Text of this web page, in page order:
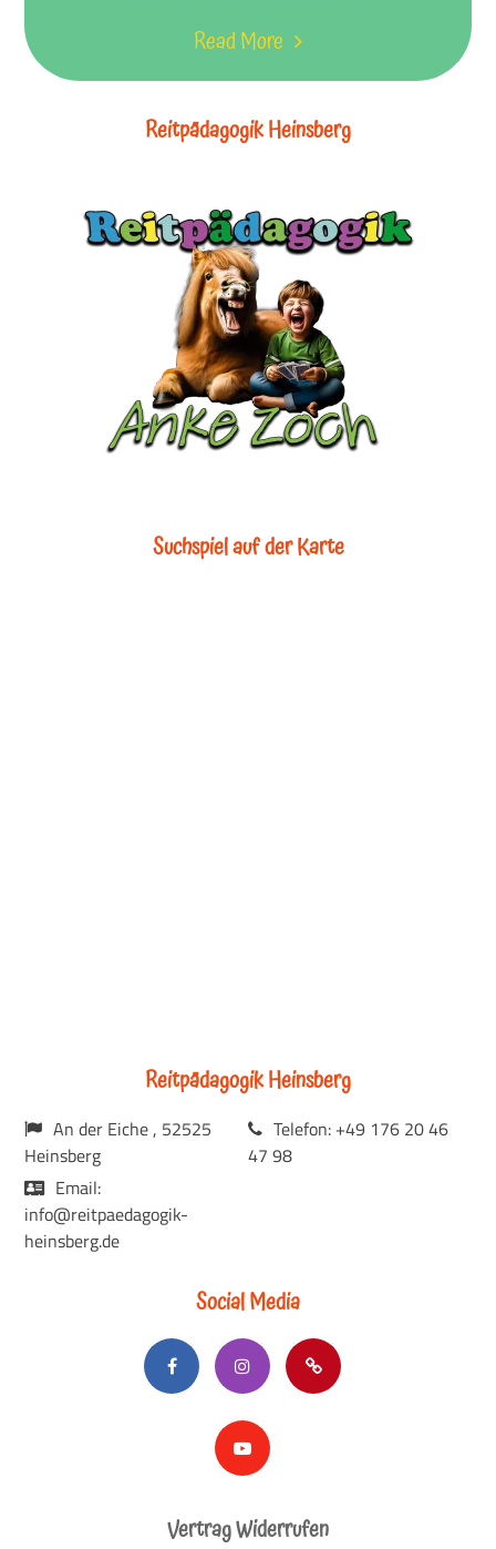
Read More
Reitpädagogik Heinsberg
Suchspiel auf der Karte
Reitpädagogik Heinsberg
An der Eiche , 52525
Heinsberg
Telefon: +49 176 20 46
47 98
Email:
info@reitpaedagogik-
heinsberg.de
Social Media
Vertrag Widerrufen